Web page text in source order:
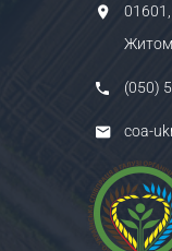
(050)
coa-